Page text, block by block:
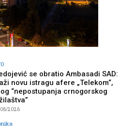
se obratio Ambasadi SAD:
novu istragu afere „Telekom“,
“nepostupanja crnogorskog
2026